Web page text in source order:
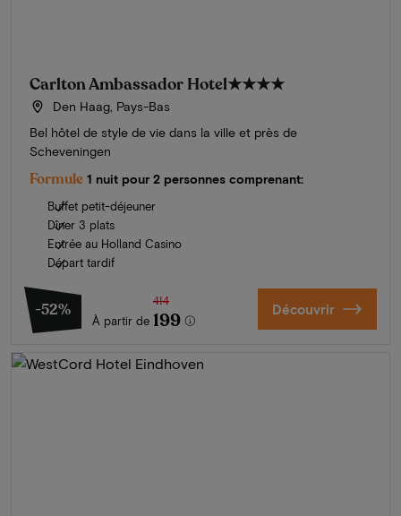
Carlton Ambassador Hotel★★★★
Den Haag, Pays-Bas
Bel hôtel de style de vie dans la ville et près de
Scheveningen
Formule 1 nuit pour 2 personnes comprenant:
Buffet petit-déjeuner
Dîner 3 plats
Entrée au Holland Casino
Départ tardif
-52%
À partir de
414
199 Découvrir